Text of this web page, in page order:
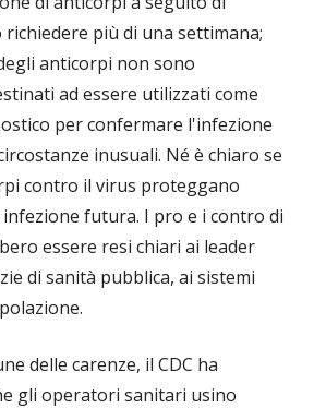
richiedere più di una settimana;
anticorpi non sono
ad essere utilizzati come
per confermare l'infezione
inusuali. Né è chiaro se
contro il virus proteggano
futura. I pro e i contro di
essere resi chiari ai leader
di sanità pubblica, ai sistemi
delle carenze, il CDC ha
gli operatori sanitari usino